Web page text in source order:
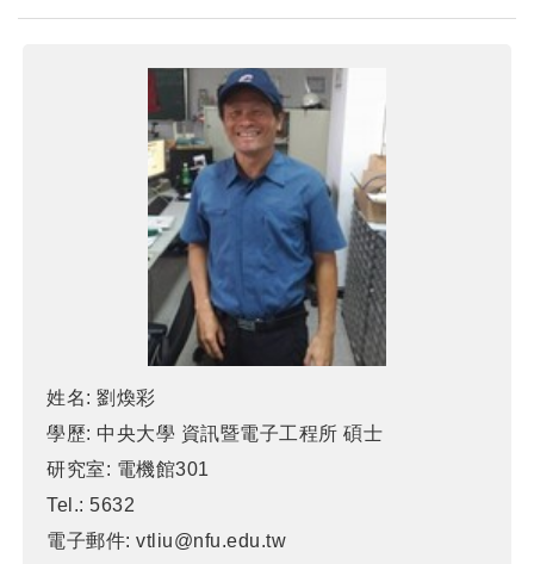
姓名: 劉煥彩
學歷: 中央大學 資訊暨電子工程所 碩士
研究室: 電機館301
Tel.: 5632
電子郵件: vtliu@nfu.edu.tw